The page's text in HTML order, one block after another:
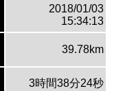
2018/01/03
15:34:13
39.78km
3時間38分24秒